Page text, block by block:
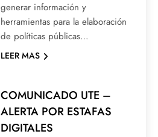
generar información y
herramientas para la elaboración
de políticas públicas…
LEER MAS
COMUNICADO UTE –
ALERTA POR ESTAFAS
DIGITALES